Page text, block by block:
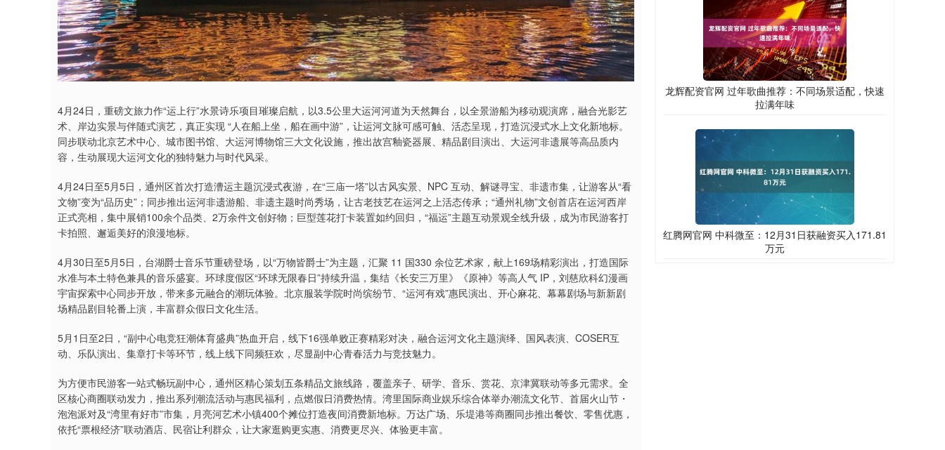
4月24日，重磅文旅力作“运上行”水景诗乐项目璀璨启航，以3.5公里大运河河道为天然舞台，以全景游船为移动观演席，融合光影艺
术、岸边实景与伴随式演艺，真正实现 “人在船上坐，船在画中游”，让运河文脉可感可触、活态呈现，打造沉浸式水上文化新地标。
同步联动北京艺术中心、城市图书馆、大运河博物馆三大文化设施，推出故宫釉瓷器展、精品剧目演出、大运河非遗展等高品质内
容，生动展现大运河文化的独特魅力与时代风采。
4月24日至5月5日，通州区首次打造漕运主题沉浸式夜游，在“三庙一塔”以古风实景、NPC 互动、解谜寻宝、非遗市集，让游客从“看
文物”变为“品历史”；同步推出运河非遗游船、非遗主题时尚秀场，让古老技艺在运河之上活态传承；“通州礼物”文创首店在运河西岸
正式亮相，集中展销100余个品类、2万余件文创好物；巨型莲花打卡装置如约回归，“福运”主题互动景观全线升级，成为市民游客打
卡拍照、邂逅美好的浪漫地标。
4月30日至5月5日，台湖爵士音乐节重磅登场，以“万物皆爵士”为主题，汇聚 11 国330 余位艺术家，献上169场精彩演出，打造国际
水准与本土特色兼具的音乐盛宴。环球度假区“环球无限春日”持续升温，集结《长安三万里》《原神》等高人气 IP，刘慈欣科幻漫画
宇宙探索中心同步开放，带来多元融合的潮玩体验。北京服装学院时尚缤纷节、“运河有戏”惠民演出、开心麻花、幕幕剧场与新新剧
场精品剧目轮番上演，丰富群众假日文化生活。
5月1日至2日，“副中心电竞狂潮体育盛典”热血开启，线下16强单败正赛精彩对决，融合运河文化主题演绎、国风表演、COSER互
动、乐队演出、集章打卡等环节，线上线下同频狂欢，尽显副中心青春活力与竞技魅力。
为方便市民游客一站式畅玩副中心，通州区精心策划五条精品文旅线路，覆盖亲子、研学、音乐、赏花、京津冀联动等多元需求。全
区核心商圈联动发力，推出系列潮流活动与惠民福利，点燃假日消费热情。湾里国际商业娱乐综合体举办潮流文化节、首届火山节・
泡泡派对及“湾里有好市”市集，月亮河艺术小镇400个摊位打造夜间消费新地标。万达广场、乐堤港等商圈同步推出餐饮、零售优惠，
依托“票根经济”联动酒店、民宿让利群众，让大家逛购更实惠、消费更尽兴、体验更丰富。
龙辉配资官网 过年歌曲推荐：不同场景适配，快速
拉满年味
红腾网官网 中科微至：12月31日获融资买入171.81
万元